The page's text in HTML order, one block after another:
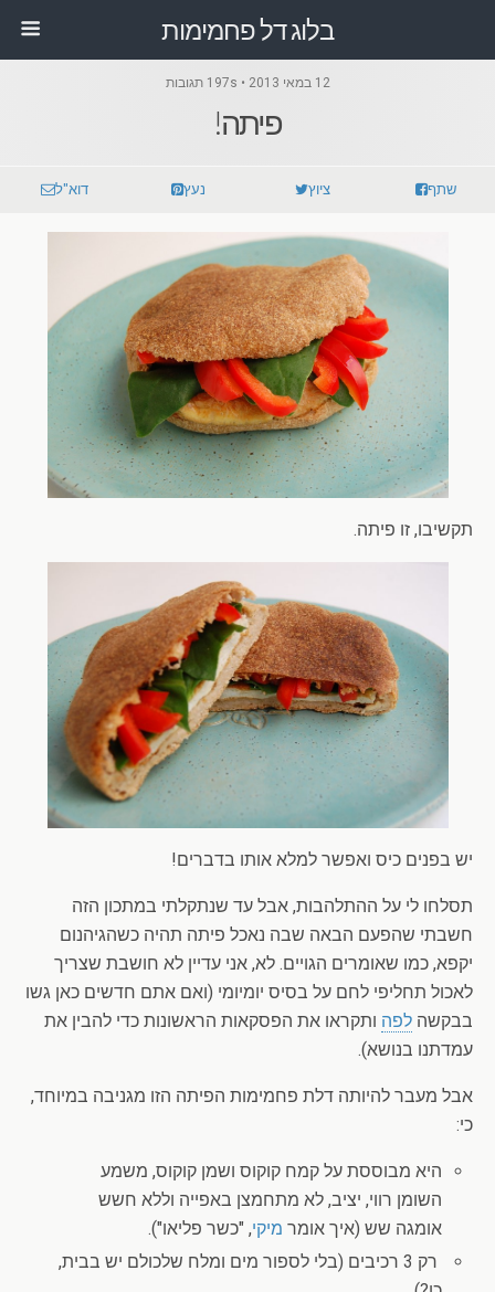
בלוג דל פחמימות
12 במאי 2013 • 197s תגובות
פיתה!
שתף ציוץ נעץ דוא"ל
תקשיבו, זו פיתה.
יש בפנים כיס ואפשר למלא אותו בדברים!
תסלחו לי על ההתלהבות, אבל עד שנתקלתי במתכון הזה
חשבתי שהפעם הבאה שבה נאכל פיתה תהיה כשהגיהנום
יקפא, כמו שאומרים הגויים. לא, אני עדיין לא חושבת שצריך
לאכול תחליפי לחם על בסיס יומיומי (ואם אתם חדשים כאן גשו
בבקשה לפה ותקראו את הפסקאות הראשונות כדי להבין את
עמדתנו בנושא).
אבל מעבר להיותה דלת פחמימות הפיתה הזו מגניבה במיוחד,
כי:
היא מבוססת על קמח קוקוס ושמן קוקוס, משמע
השומן רווי, יציב, לא מתחמצן באפייה וללא חשש
אומגה שש (איך אומר מיקי, "כשר פליאו").
רק 3 רכיבים (בלי לספור מים ומלח שלכולם יש בבית,